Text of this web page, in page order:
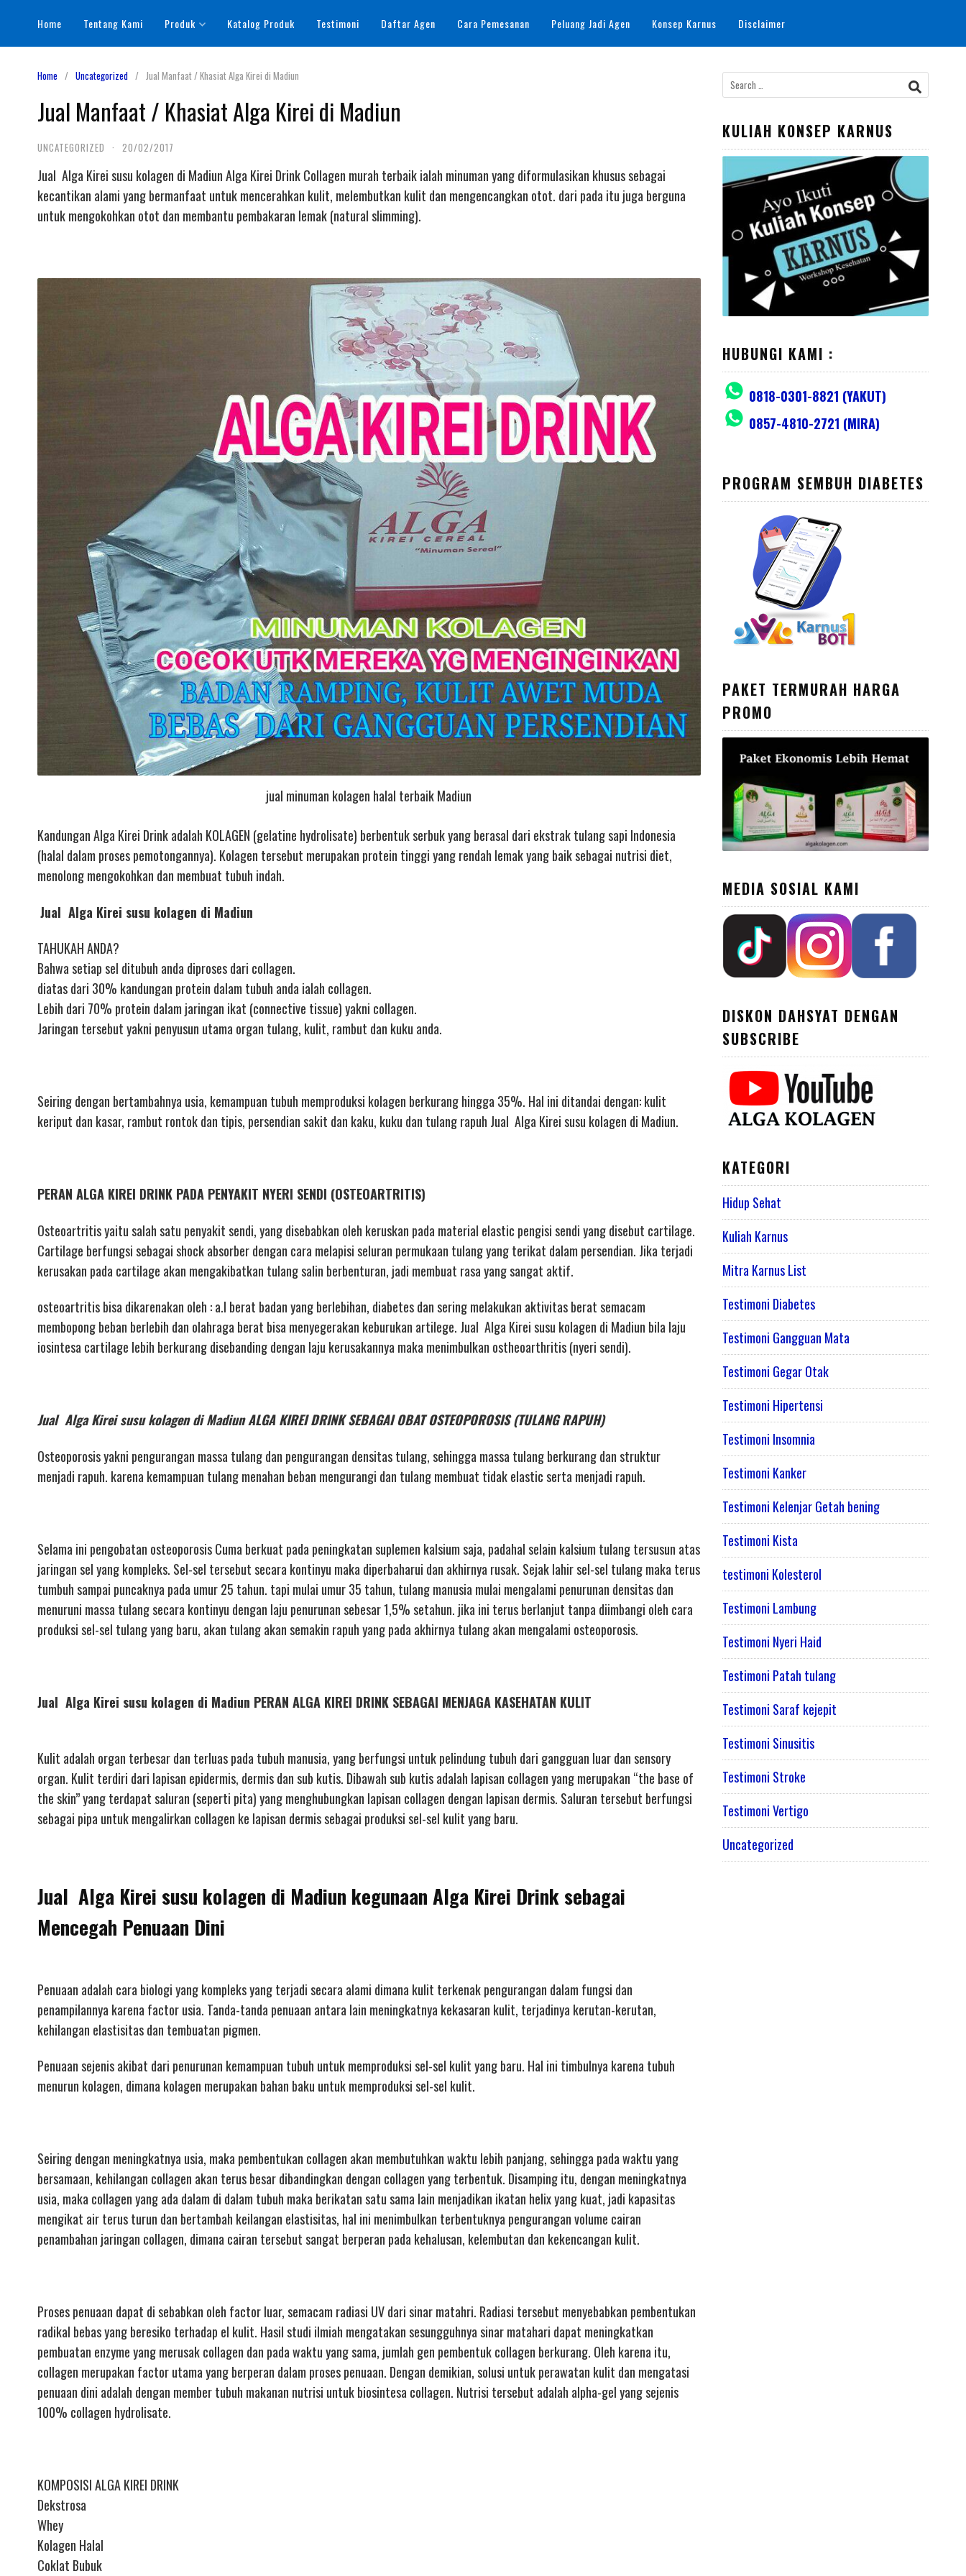
content
Home Tentang Kami Produk Katalog Produk Testimoni Daftar Agen Cara Pemesanan Peluang Jadi Agen Konsep Karnus Disclaimer
Home Uncategorized Jual Manfaat / Khasiat Alga Kirei di Madiun
Jual Manfaat / Khasiat Alga Kirei di Madiun
UNCATEGORIZED · 20/02/2017
Jual Alga Kirei susu kolagen di Madiun Alga Kirei Drink Collagen murah terbaik ialah minuman yang diformulasikan khusus sebagai
kecantikan alami yang bermanfaat untuk mencerahkan kulit, melembutkan kulit dan mengencangkan otot. dari pada itu juga berguna
untuk mengokohkan otot dan membantu pembakaran lemak (natural slimming).
jual minuman kolagen halal terbaik Madiun
Kandungan Alga Kirei Drink adalah KOLAGEN (gelatine hydrolisate) berbentuk serbuk yang berasal dari ekstrak tulang sapi Indonesia
(halal dalam proses pemotongannya). Kolagen tersebut merupakan protein tinggi yang rendah lemak yang baik sebagai nutrisi diet,
menolong mengokohkan dan membuat tubuh indah.
Jual Alga Kirei susu kolagen di Madiun
TAHUKAH ANDA?
Bahwa setiap sel ditubuh anda diproses dari collagen.
diatas dari 30% kandungan protein dalam tubuh anda ialah collagen.
Lebih dari 70% protein dalam jaringan ikat (connective tissue) yakni collagen.
Jaringan tersebut yakni penyusun utama organ tulang, kulit, rambut dan kuku anda.
Seiring dengan bertambahnya usia, kemampuan tubuh memproduksi kolagen berkurang hingga 35%. Hal ini ditandai dengan: kulit
keriput dan kasar, rambut rontok dan tipis, persendian sakit dan kaku, kuku dan tulang rapuh Jual Alga Kirei susu kolagen di Madiun.
PERAN ALGA KIREI DRINK PADA PENYAKIT NYERI SENDI (OSTEOARTRITIS)
Osteoartritis yaitu salah satu penyakit sendi, yang disebabkan oleh keruskan pada material elastic pengisi sendi yang disebut cartilage.
Cartilage berfungsi sebagai shock absorber dengan cara melapisi seluran permukaan tulang yang terikat dalam persendian. Jika terjadi
kerusakan pada cartilage akan mengakibatkan tulang salin berbenturan, jadi membuat rasa yang sangat aktif.
osteoartritis bisa dikarenakan oleh : a.l berat badan yang berlebihan, diabetes dan sering melakukan aktivitas berat semacam
membopong beban berlebih dan olahraga berat bisa menyegerakan keburukan artilege. Jual Alga Kirei susu kolagen di Madiun bila laju
iosintesa cartilage lebih berkurang disebanding dengan laju kerusakannya maka menimbulkan ostheoarthritis (nyeri sendi).
Jual Alga Kirei susu kolagen di Madiun ALGA KIREI DRINK SEBAGAI OBAT OSTEOPOROSIS (TULANG RAPUH)
Osteoporosis yakni pengurangan massa tulang dan pengurangan densitas tulang, sehingga massa tulang berkurang dan struktur
menjadi rapuh. karena kemampuan tulang menahan beban mengurangi dan tulang membuat tidak elastic serta menjadi rapuh.
Selama ini pengobatan osteoporosis Cuma berkuat pada peningkatan suplemen kalsium saja, padahal selain kalsium tulang tersusun atas
jaringan sel yang kompleks. Sel-sel tersebut secara kontinyu maka diperbaharui dan akhirnya rusak. Sejak lahir sel-sel tulang maka terus
tumbuh sampai puncaknya pada umur 25 tahun. tapi mulai umur 35 tahun, tulang manusia mulai mengalami penurunan densitas dan
menuruni massa tulang secara kontinyu dengan laju penurunan sebesar 1,5% setahun. jika ini terus berlanjut tanpa diimbangi oleh cara
produksi sel-sel tulang yang baru, akan tulang akan semakin rapuh yang pada akhirnya tulang akan mengalami osteoporosis.
Jual Alga Kirei susu kolagen di Madiun PERAN ALGA KIREI DRINK SEBAGAI MENJAGA KASEHATAN KULIT
Kulit adalah organ terbesar dan terluas pada tubuh manusia, yang berfungsi untuk pelindung tubuh dari gangguan luar dan sensory
organ. Kulit terdiri dari lapisan epidermis, dermis dan sub kutis. Dibawah sub kutis adalah lapisan collagen yang merupakan “the base of
the skin” yang terdapat saluran (seperti pita) yang menghubungkan lapisan collagen dengan lapisan dermis. Saluran tersebut berfungsi
sebagai pipa untuk mengalirkan collagen ke lapisan dermis sebagai produksi sel-sel kulit yang baru.
Jual Alga Kirei susu kolagen di Madiun kegunaan Alga Kirei Drink sebagai
Mencegah Penuaan Dini
Penuaan adalah cara biologi yang kompleks yang terjadi secara alami dimana kulit terkenak pengurangan dalam fungsi dan
penampilannya karena factor usia. Tanda-tanda penuaan antara lain meningkatnya kekasaran kulit, terjadinya kerutan-kerutan,
kehilangan elastisitas dan tembuatan pigmen.
Penuaan sejenis akibat dari penurunan kemampuan tubuh untuk memproduksi sel-sel kulit yang baru. Hal ini timbulnya karena tubuh
menurun kolagen, dimana kolagen merupakan bahan baku untuk memproduksi sel-sel kulit.
Seiring dengan meningkatnya usia, maka pembentukan collagen akan membutuhkan waktu lebih panjang, sehingga pada waktu yang
bersamaan, kehilangan collagen akan terus besar dibandingkan dengan collagen yang terbentuk. Disamping itu, dengan meningkatnya
usia, maka collagen yang ada dalam di dalam tubuh maka berikatan satu sama lain menjadikan ikatan helix yang kuat, jadi kapasitas
mengikat air terus turun dan bertambah keilangan elastisitas, hal ini menimbulkan terbentuknya pengurangan volume cairan
penambahan jaringan collagen, dimana cairan tersebut sangat berperan pada kehalusan, kelembutan dan kekencangan kulit.
Proses penuaan dapat di sebabkan oleh factor luar, semacam radiasi UV dari sinar matahri. Radiasi tersebut menyebabkan pembentukan
radikal bebas yang beresiko terhadap el kulit. Hasil studi ilmiah mengatakan sesungguhnya sinar matahari dapat meningkatkan
pembuatan enzyme yang merusak collagen dan pada waktu yang sama, jumlah gen pembentuk collagen berkurang. Oleh karena itu,
collagen merupakan factor utama yang berperan dalam proses penuaan. Dengan demikian, solusi untuk perawatan kulit dan mengatasi
penuaan dini adalah dengan member tubuh makanan nutrisi untuk biosintesa collagen. Nutrisi tersebut adalah alpha-gel yang sejenis
100% collagen hydrolisate.
KOMPOSISI ALGA KIREI DRINK
Dekstrosa
Whey
Kolagen Halal
Coklat Bubuk
Search
for:
KULIAH KONSEP KARNUS
HUBUNGI KAMI :
0818-0301-8821 (YAKUT)
0857-4810-2721 (MIRA)
PROGRAM SEMBUH DIABETES
PAKET TERMURAH HARGA
PROMO
MEDIA SOSIAL KAMI
DISKON DAHSYAT DENGAN
SUBSCRIBE
KATEGORI
Hidup Sehat
Kuliah Karnus
Mitra Karnus List
Testimoni Diabetes
Testimoni Gangguan Mata
Testimoni Gegar Otak
Testimoni Hipertensi
Testimoni Insomnia
Testimoni Kanker
Testimoni Kelenjar Getah bening
Testimoni Kista
testimoni Kolesterol
Testimoni Lambung
Testimoni Nyeri Haid
Testimoni Patah tulang
Testimoni Saraf kejepit
Testimoni Sinusitis
Testimoni Stroke
Testimoni Vertigo
Uncategorized